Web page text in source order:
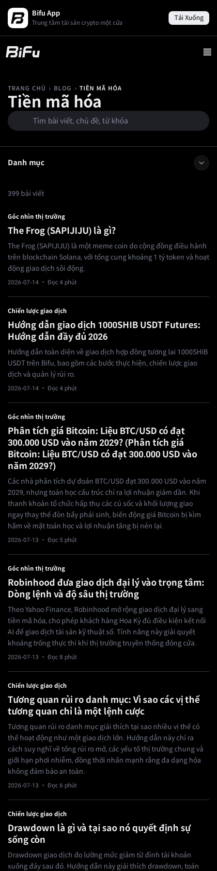
Bifu App
Trung tâm tài sản crypto một cửa
Tải Xuống
TRANG CHỦ › BLOG › TIỀN MÃ HÓA
Tiền mã hóa
Danh mục
399 bài viết
Góc nhìn thị trường
The Frog (SAPIJIJU) là gì?
The Frog (SAPIJIJU) là một meme coin do cộng đồng điều hành
trên blockchain Solana, với tổng cung khoảng 1 tỷ token và hoạt
động giao dịch sôi động.
2026-07-14 · Đọc 4 phút
Chiến lược giao dịch
Hướng dẫn giao dịch 1000SHIB USDT Futures:
Hướng dẫn đầy đủ 2026
Hướng dẫn toàn diện về giao dịch hợp đồng tương lai 1000SHIB
USDT trên Bifu, bao gồm các bước thực hiện, chiến lược giao
dịch và quản lý rủi ro.
2026-07-14 · Đọc 4 phút
Góc nhìn thị trường
Phân tích giá Bitcoin: Liệu BTC/USD có đạt
300.000 USD vào năm 2029? (Phân tích giá
Bitcoin: Liệu BTC/USD có đạt 300.000 USD vào
năm 2029?)
Các nhà phân tích dự đoán BTC/USD đạt 300.000 USD vào năm
2029, nhưng toán học cấu trúc chỉ ra lợi nhuận giảm dần. Khi
thanh khoản tổ chức hấp thụ các cú sốc và khối lượng giao
ngay thay thế đòn bẩy phái sinh, biến động giá Bitcoin bị kìm
hãm về mặt toán học và lợi nhuận tăng bị nén lại.
2026-07-13 · Đọc 5 phút
Góc nhìn thị trường
Robinhood đưa giao dịch đại lý vào trọng tâm:
Dòng lệnh và độ sâu thị trường
Theo Yahoo Finance, Robinhood mở rộng giao dịch đại lý sang
tiền mã hóa, cho phép khách hàng Hoa Kỳ đủ điều kiện kết nối
AI để giao dịch tài sản kỹ thuật số. Tính năng này giải quyết
khoảng trống thực thi khi thị trường truyền thống đóng cửa.
2026-07-13 · Đọc 8 phút
Chiến lược giao dịch
Tương quan rủi ro danh mục: Vì sao các vị thế
tương quan chỉ là một lệnh cược
Tương quan rủi ro danh mục giải thích tại sao nhiều vị thế có
thể hoạt động như một giao dịch lớn. Hướng dẫn này chỉ ra
cách suy nghĩ về tổng rủi ro mở, các yếu tố thị trường chung và
giới hạn phơi nhiễm, đồng thời nhấn mạnh rằng đa dạng hóa
không đảm bảo an toàn.
2026-07-13 · Đọc 6 phút
Chiến lược giao dịch
Drawdown là gì và tại sao nó quyết định sự
sống còn
Drawdown giao dịch đo lường mức giảm từ đỉnh tài khoản
xuống đáy sau đó. Hướng dẫn này giải thích drawdown, toán